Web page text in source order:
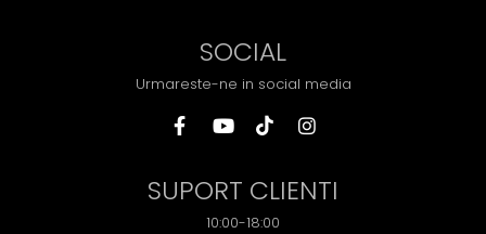
SOCIAL
Urmareste-ne in social media
SUPORT CLIENTI
10:00-18:00